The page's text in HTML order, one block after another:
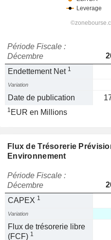
Période Fiscale :
Décembre
Endettement Net 1
Variation
Date de publication
1 EUR en Millions
Flux de Trésorerie
Environnement
Période Fiscale :
Décembre
CAPEX 1
Variation
Flux de trésorerie libre
(FCF) 1